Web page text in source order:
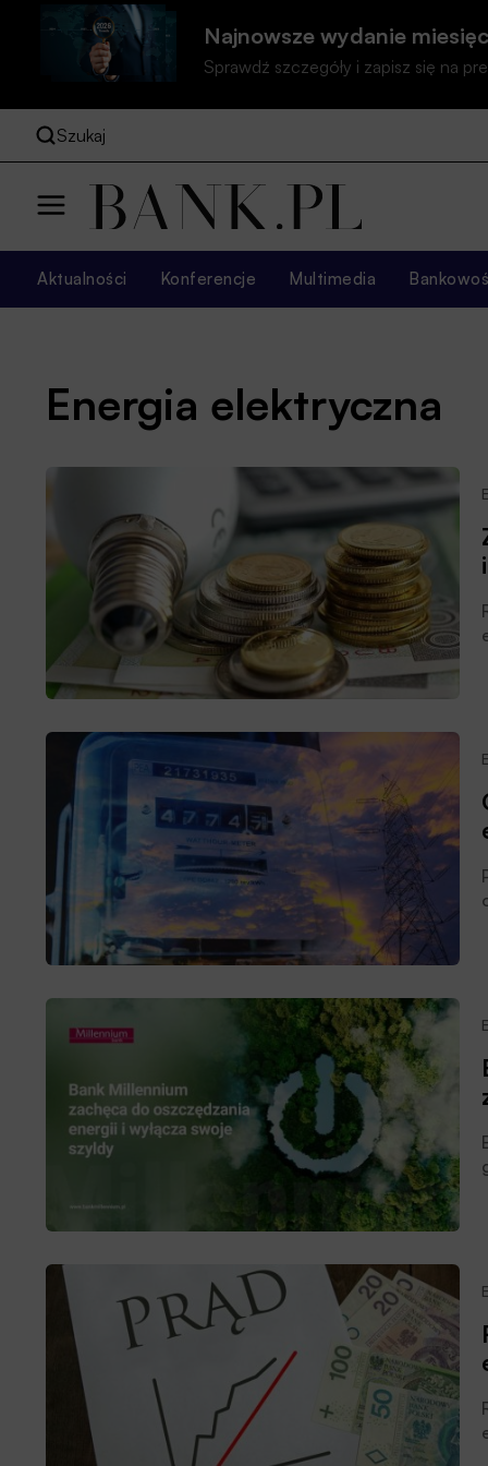
Najnowsze wydanie
Sprawdź szczegóły i zapisz się na
Szukaj
Aktualności Konferencje Multimedia
Energia elektryczna